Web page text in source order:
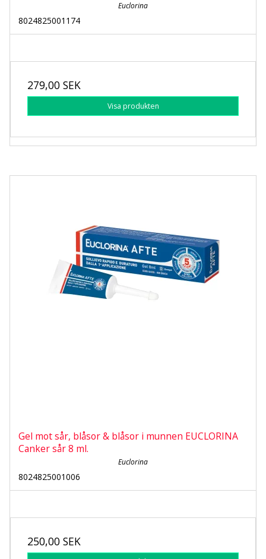
Euclorina
8024825001174
279,00 SEK
Visa produkten
Gel mot sår, blåsor & blåsor i munnen EUCLORINA
Canker sår 8 ml.
Euclorina
8024825001006
250,00 SEK